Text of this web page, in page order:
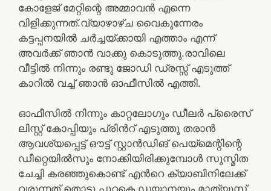
കോളേജ് മേറ്റിന്റെ അമ്മാവൻ എന്നെ
വിളിക്കുന്നത്.വ്യാഴാഴ്ച വൈകുന്നേരം
കട്ടപ്പനയിൽ ചർച്ചയ്ക്കായി എത്താം എന്ന്
അവർക്ക് ഞാൻ വാക്കു കൊടുത്തു.രാവിലെ
വീട്ടിൽ നിന്നും രണ്ടു ജോഡി ഡ്രസ്സ് എടുത്ത്
കാറിൽ വച്ച് ഞാൻ ഓഫീസിൽ എത്തി.
ഓഫീസിൽ നിന്നും കാറ്റലോഗും ഡീലർ പ്രൈസ്
ലിസ്റ്റ് കോപ്പിയും പ്രിൻറ് എടുത്തു തരാൻ
ആവശ്യപ്പെട്ട് ഔട്ട് സ്റ്റാൻഡിങ് പെയ്മെന്റിന്റെ
ഡീറ്റെയിൽസും നോക്കിയിരിക്കുമ്പോൾ സുസ്മിത
ചേച്ചി കരഞ്ഞുകൊണ്ട് എൻറെ ക്യാബിനിലേക്ക്
വരുന്നത്.തൊട്ടു പുറകെ ഡയാനയും മാത്യൂസ്